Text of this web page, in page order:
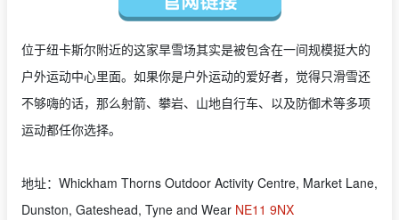
位于纽卡斯尔附近的这家旱雪场其实是被包含在一间规模挺大的
户外运动中心里面。如果你是户外运动的爱好者，觉得只滑雪还
不够嗨的话，那么射箭、攀岩、山地自行车、以及防御术等多项
运动都任你选择。
地址：Whickham Thorns Outdoor Activity Centre, Market Lane,
Dunston, Gateshead, Tyne and Wear NE11 9NX